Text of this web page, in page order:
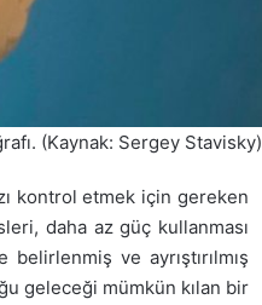
(Kaynak: Sergey Stavisky)
kontrol etmek için gereken
daha az güç kullanması
ve ayrıştırılmış
geleceği mümkün kılan bir